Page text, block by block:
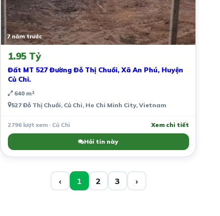
7 năm trước
1.95 Tỷ
Đất MT 527 Đường Đỗ Thị Chuồi, Xã An Phú, Huyện
Củ Chi.
640 m²
527 Đỗ Thị Chuồi, Củ Chi, Ho Chi Minh City, Vietnam
2796 lượt xem · Củ Chi Xem chi tiết
Hỏi tin này
‹ 1 2 3 ›